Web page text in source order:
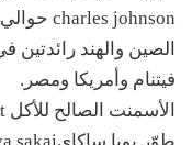
الصين والهند رائدتين
فيتنام وأمريكا ومصر.
الأسمنت الصالح للأكل Edible cement